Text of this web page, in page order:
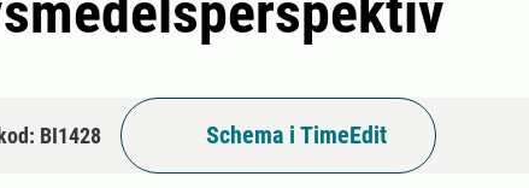
BI1428 Schema i TimeEdit